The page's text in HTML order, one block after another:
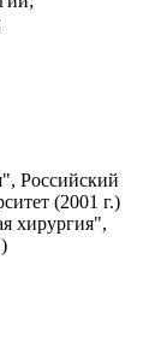
Российский
(2001 г.)
хирургия",